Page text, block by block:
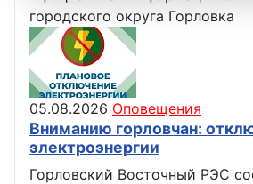
городского округа Горловка
05.08.2026 Оповещения
Вниманию горловчан:
электроэнергии
Горловский Восточный РЭС